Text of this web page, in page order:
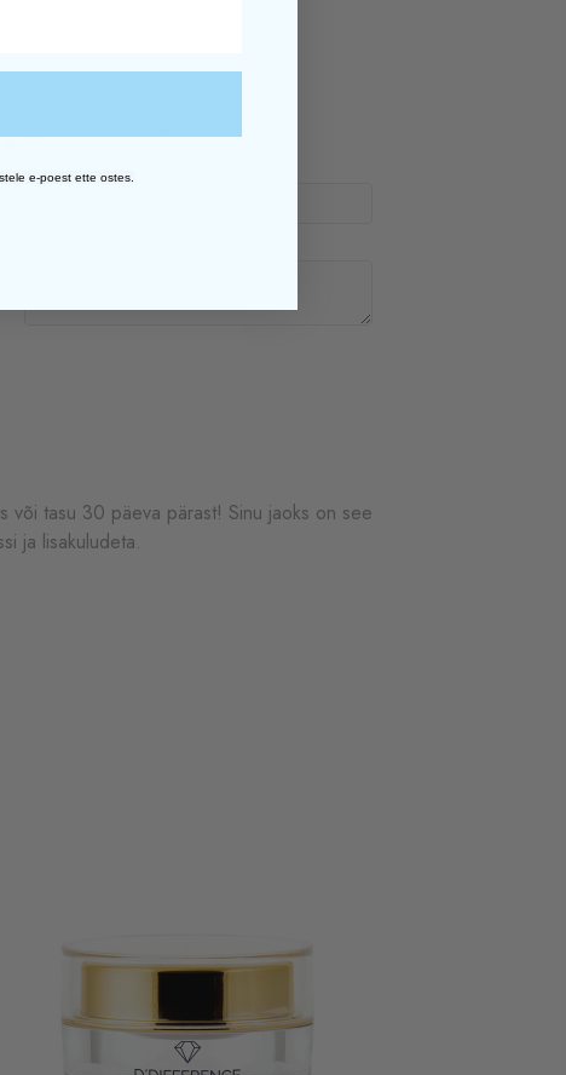
või tasu 30 päeva pärast! Sinu jaoks on see
ja lisakuludeta.
e-poest ette ostes.